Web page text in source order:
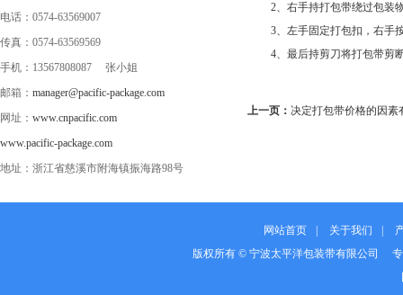
电话：0574-63569007
传真：0574-63569569
手机：13567808087 张小姐
邮箱： manager@pacific-package.com
网址： www.cnpacific.com
www.pacific-package.com
地址：浙江省慈溪市附海镇振海路98号
2、右手持打包带绕过包装物
3、左手固定打包扣，右手按
4、最后持剪刀将打包带剪
上一页： 决定打包带价格的因素
网站首页 关于我们
版权所有 © 宁波太平洋包装带有限公司 专